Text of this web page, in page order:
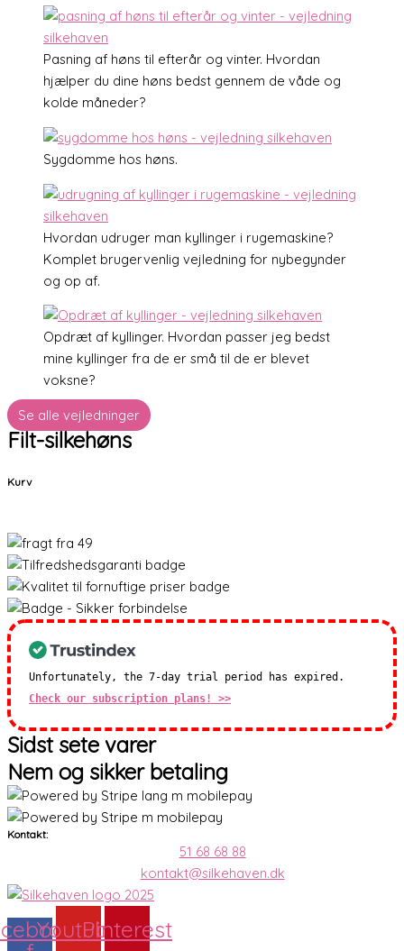
Pasning af høns til efterår og vinter. Hvordan
hjælper du dine høns bedst gennem de våde og
kolde måneder?
Sygdomme hos høns.
Hvordan udruger man kyllinger i rugemaskine?
Komplet brugervenlig vejledning for nybegynder
og op af.
Opdræt af kyllinger. Hvordan passer jeg bedst
mine kyllinger fra de er små til de er blevet
voksne?
Se alle vejledninger
Filt-silkehøns
Kurv
Unfortunately, the 7-day trial period has expired.
Check our subscription plans! >>
Sidst sete varer
Nem og sikker betaling
Kontakt:
51 68 68 88
kontakt@silkehaven.dk
YoutubePinterest